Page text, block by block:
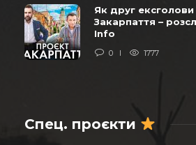
Як друг
Закарпаття –
Info
0 1777
Спец. проєкти